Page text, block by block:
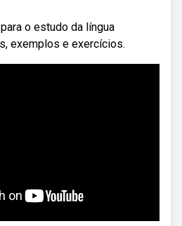
o estudo da língua
exemplos e exercícios.